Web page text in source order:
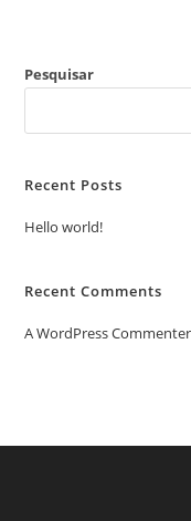
Pesquisar
Recent Posts
Hello world!
Recent Comments
A WordPress Commenter